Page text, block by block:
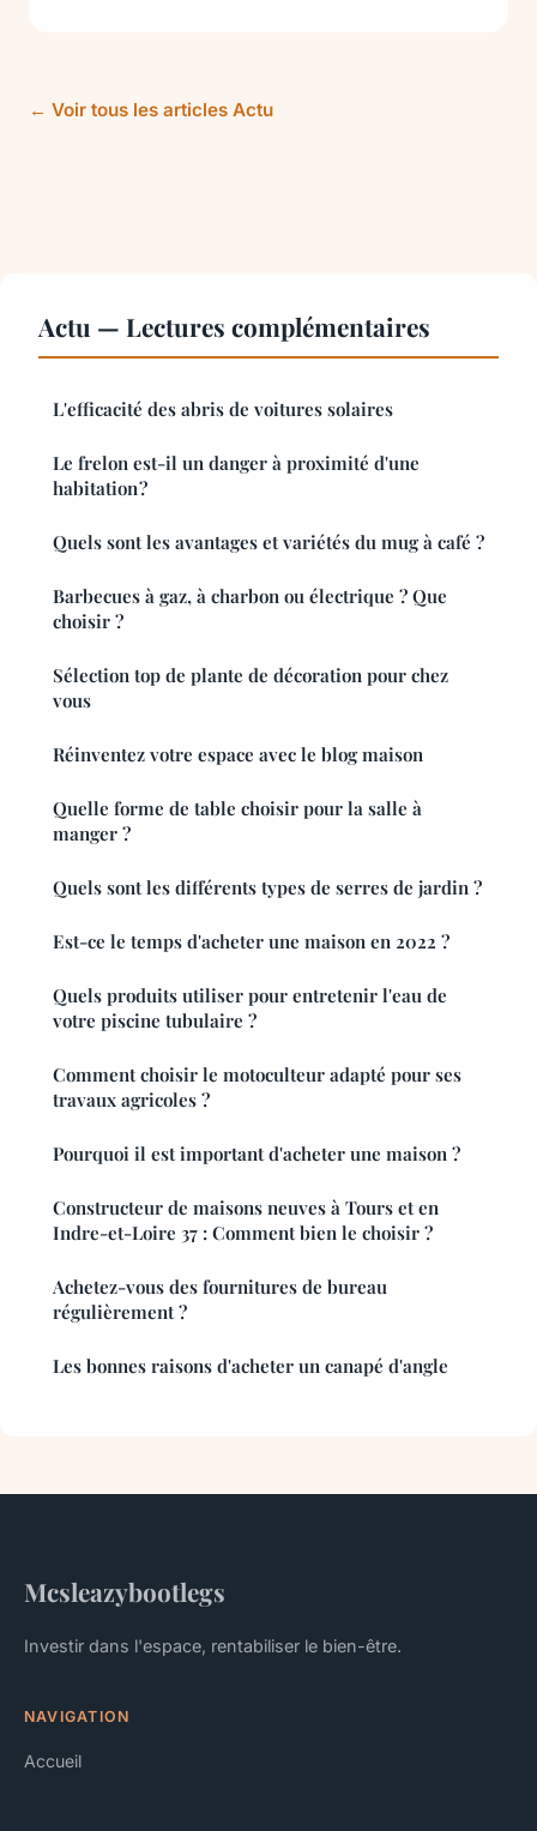
← Voir tous les articles Actu
Actu — Lectures complémentaires
L'efficacité des abris de voitures solaires
Le frelon est-il un danger à proximité d'une
habitation ?
Quels sont les avantages et variétés du mug à café ?
Barbecues à gaz, à charbon ou électrique ? Que
choisir ?
Sélection top de plante de décoration pour chez
vous
Réinventez votre espace avec le blog maison
Quelle forme de table choisir pour la salle à
manger ?
Quels sont les différents types de serres de jardin ?
Est-ce le temps d'acheter une maison en 2022 ?
Quels produits utiliser pour entretenir l'eau de
votre piscine tubulaire ?
Comment choisir le motoculteur adapté pour ses
travaux agricoles ?
Pourquoi il est important d'acheter une maison ?
Constructeur de maisons neuves à Tours et en
Indre-et-Loire 37 : Comment bien le choisir ?
Achetez-vous des fournitures de bureau
régulièrement ?
Les bonnes raisons d'acheter un canapé d'angle
Mcsleazybootlegs
Investir dans l'espace, rentabiliser le bien-être.
NAVIGATION
Accueil